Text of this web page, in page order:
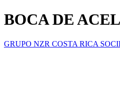
BOCA DE
GRUPO NZR COSTA RICA